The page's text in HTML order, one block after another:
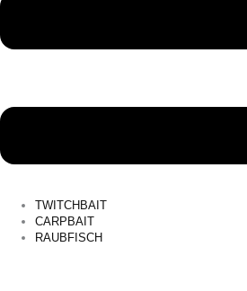
TWITCHBAIT
CARPBAIT
RAUBFISCH